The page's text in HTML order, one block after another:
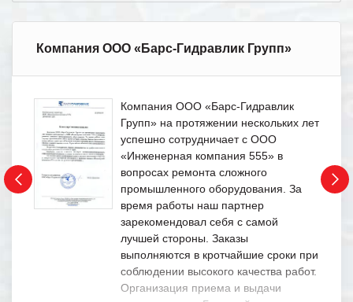
Компания ООО «Барс-Гидравлик Групп»
Компания ООО «Барс-Гидравлик
Групп» на протяжении нескольких лет
успешно сотрудничает с ООО
«Инженерная компания 555» в
вопросах ремонта сложного
промышленного оборудования. За
время работы наш партнер
зарекомендовал себя с самой
лучшей стороны. Заказы
выполняются в кротчайшие сроки при
соблюдении высокого качества работ.
Организация приема и выдачи